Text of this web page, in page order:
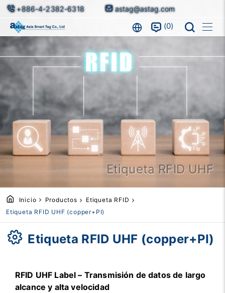
+886-4-2382-6318 astag@astag.com
0
Etiqueta RFID UHF
Inicio Productos
Etiqueta RFID
Etiqueta RFID UHF (copper+PI)
Etiqueta RFID UHF (copper+PI)
RFID UHF Label – Transmisión de datos de largo
alcance y alta velocidad